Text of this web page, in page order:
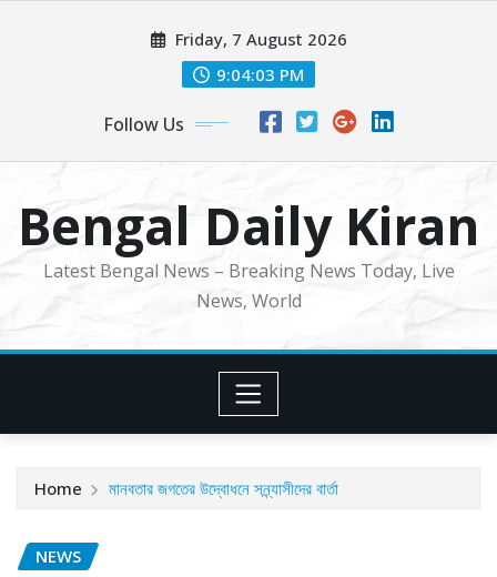
Friday, 7 August 2026
9:04:05 PM
Follow Us
Bengal Daily Kiran
Latest Bengal News – Breaking News Today, Live
News, World
Home মানবতার জগতের উদ্বোধনে সন্ন্যাসীদের বার্তা
NEWS